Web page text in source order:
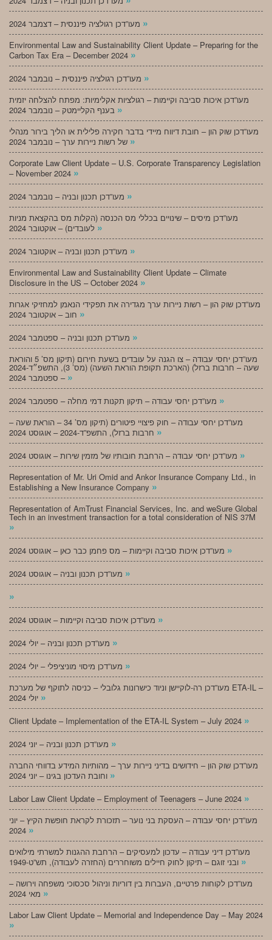
»
Environmental Law and Sustainability Client Update – Preparing for the
Carbon Tax Era – December 2024 »
»
מעו”דכן איכות סביבה וקיימות – רגולציות אקלימיות: מפתח להצלחה יזמית
»
מעו”דכן שוק הון – חובת דיווח מיידי בדבר חקירה פלילית או הליך בירור מנהלי
»
Corporate Law Client Update – U.S. Corporate Transparency Legislation
– November 2024 »
»
מעו”דכן מיסים – שינויים בכללי מס הכנסה (הקלות מס בהקצאת מניות
»
»
Environmental Law and Sustainability Client Update – Climate
Disclosure in the US – October 2024 »
מעו”דכן שוק הון – רשות ניירות ערך מגדירה את תפקידי הנאמן למחזיקי אגרות
»
»
מעו”דכן יחסי עבודה – צו הגנה על עובדים בשעת חירום (תיקון מס’ 5 והוראת
שעה – חרבות ברזל) (הארכת תקופת הוראת השעה) (מס’ 3), התשפ״ד-2024
– ספטמבר 2024 »
»
מעו”דכן יחסי עבודה – חוק פיצויי פיטורים (תיקון מס’ 34 – הוראת שעה –
»
»
Representation of Mr. Uri Omid and Ankor Insurance Company Ltd., in
Establishing a New Insurance Company »
Representation of AmTrust Financial Services, Inc. and weSure Global
Tech in an investment transaction for a total consideration of NIS 37M
»
»
»
»
»
»
»
מעו”דכן רה-לוקיישן וניוד כישרונות גלובלי – כניסה לתוקף של מערכת ETA-IL –
»
Client Update – Implementation of the ETA-IL System – July 2024 »
»
מעו”דכן שוק הון – חידושים בדיני ניירות ערך – מהותיות המידע בדווחי החברה
»
Labor Law Client Update – Employment of Teenagers – June 2024 »
מעו”דכן יחסי עבודה – העסקת בני נוער – תזכורת לקראת חופשת הקיץ – יוני
»
מעו”דכן דיני עבודה – עדכון למעסיקים – הרחבת ההגנות למשרתי מילואים
»
מעו”דכן לקוחות פרטיים, העברות בין דוריות וניהול סכסוכי משפחה וירושה –
»
Labor Law Client Update – Memorial and Independence Day – May 2024
»